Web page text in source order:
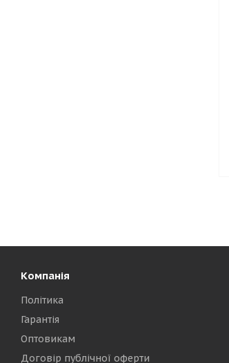
Компанія
Політика
Гарантія
Оптовикам
Договір публічної оферти